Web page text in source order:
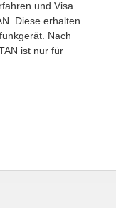
und Visa
Diese erhalten
Nach
ist nur für